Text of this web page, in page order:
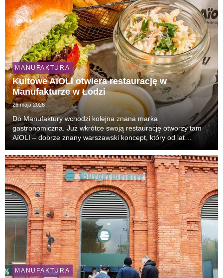
MANUFAKTURA
Kultowe AïOLI otwiera restaurację w
Manufakturze w Łodzi
26 maja 2026
Do Manufaktury wchodzi kolejna znana marka
gastronomiczna. Już wkrótce swoją restaurację otworzy tam
AïOLI – dobrze znany warszawski koncept, który od lat
rozpoznawalnych lokali lifestyle’owych w stolicy.
MANUFAKTURA